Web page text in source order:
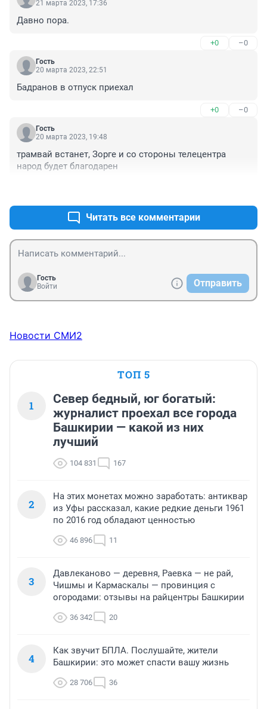
21 марта 2023, 17:36
Давно пора.
+0 –0
Гость
20 марта 2023, 22:51
Бадранов в отпуск приехал
+0 –0
Гость
20 марта 2023, 19:48
трамвай встанет, Зорге и со стороны телецентра
народ будет благодарен
Читать все комментарии
Гость
Войти
Отправить
Новости СМИ2
ТОП 5
1
Север бедный, юг богатый:
журналист проехал все города
Башкирии — какой из них
лучший
104 831 167
2
На этих монетах можно заработать: антиквар
из Уфы рассказал, какие редкие деньги 1961
по 2016 год обладают ценностью
46 896 11
3
Давлеканово — деревня, Раевка — не рай,
Чишмы и Кармаскалы — провинция с
огородами: отзывы на райцентры Башкирии
36 342 20
4
Как звучит БПЛА. Послушайте, жители
Башкирии: это может спасти вашу жизнь
28 706 36